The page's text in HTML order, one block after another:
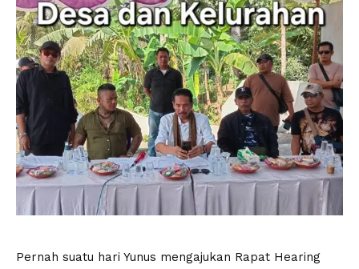
Pernah suatu hari Yunus mengajukan Rapat Hearing